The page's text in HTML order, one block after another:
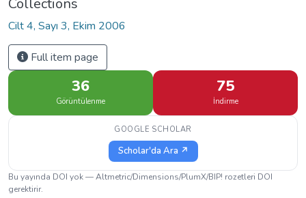
Cilt 4, Sayı 3, Ekim 2006
Full item page
36
Görüntülenme
75
İndirme
GOOGLE SCHOLAR
Scholar'da Ara ↗
Bu yayında DOI yok — Altmetric/Dimensions/PlumX/BIP! rozetleri DOI
gerektirir.